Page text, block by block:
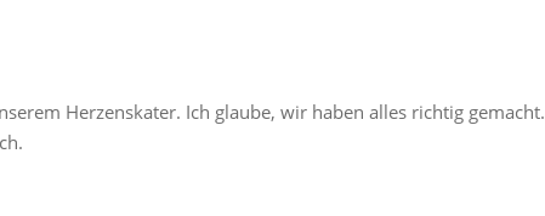
Herzenskater. Ich glaube, wir haben alles richtig gemacht.